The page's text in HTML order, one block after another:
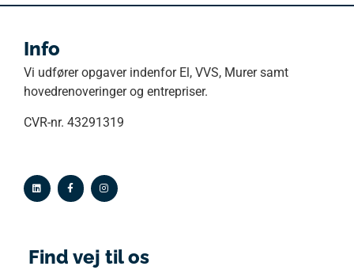
Info
Vi udfører opgaver indenfor El, VVS, Murer samt
hovedrenoveringer og entrepriser.
CVR-nr. 43291319
Find vej til os